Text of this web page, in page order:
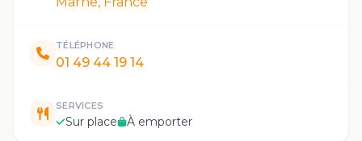
TÉLÉPHONE
01 49 44 19 14
SERVICES
Sur place À emporter